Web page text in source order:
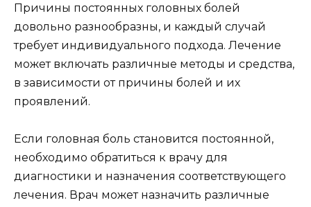
Причины постоянных головных болей
довольно разнообразны, и каждый случай
требует индивидуального подхода. Лечение
может включать различные методы и средства,
в зависимости от причины болей и их
проявлений.
Если головная боль становится постоянной,
необходимо обратиться к врачу для
диагностики и назначения соответствующего
лечения. Врач может назначить различные